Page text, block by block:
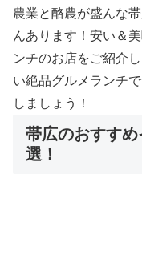
農業と酪農が盛んな
んあります！安い＆
ンチのお店をご紹介
い絶品グルメランチ
しましょう！
帯広のおすす
選！